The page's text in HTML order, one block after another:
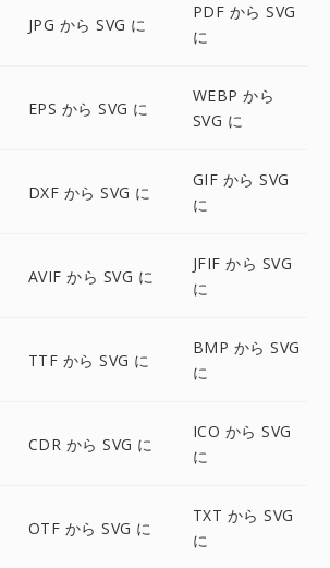
JPG から SVG に
PDF から SVG
に
EPS から SVG に
WEBP から
SVG に
DXF から SVG に
GIF から SVG
に
AVIF から SVG に
JFIF から SVG
に
TTF から SVG に
BMP から SVG
に
CDR から SVG に
ICO から SVG
に
OTF から SVG に
TXT から SVG
に